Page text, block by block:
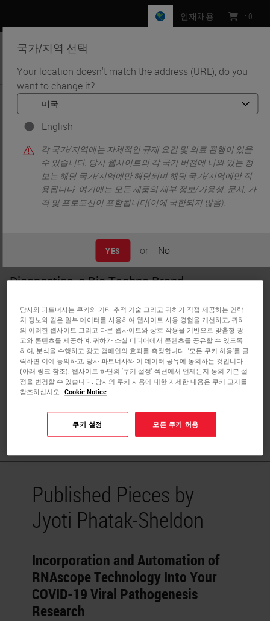
국가/지역 선택
Your location doesn't match the address (URL), do you
want to change it?
English
각 국가/지역에는 자체적인 규제 요건 및 의료 관행이 있을
수 있습니다. 당사 웹사이트의 각 국가 버전에 나와 있는 정
보는 해당 국가/지역에만 해당되며 해당 국가/지역에만 적
용됩니다. 여기에는 모든 제품의 세부 정보/가용성, 문서, 가
격 및 프로모션이 포함됩니다(이에 국한되지 않음).
YES or No
인재채용 : 0
MENU
홈 • Knowledge Pathway • Jyoti Phatak-Sheldon
Jyoti Phatak-Sheldon
Associate Scientist at Advanced Cell
Diagnostics, a Bio-Techne Brand
Jyoti Phatak-Sheldon holds a Master’s degree in
Molecular and Cell Biology along with a Bachelor's in
Dental Surgery. She has previously worked in the field of
genomics and precision diagnostics as a product
specialist for qPCR-based liquid biopsy tests. Jyoti
currently works at Advanced Cell Diagnostics as an
associate scientist in the applications team to execute
projects and collaborations that demonstrate novel
applications of RNAscope and BaseScope™ assays.
Published Pieces by
Jyoti Phatak-Sheldon
Incorporation and Automation of
RNAscope Technology Into Your
COVID-19 Viral Pathogenesis
Research
당사와 파트너사는 쿠키와 기타 추적 기술 그리고 귀하가 직접 제공하는 연락
처 정보와 같은 일부 데이터를 사용하여 웹사이트 사용 경험을 개선하고, 귀하
의 이러한 웹사이트 그리고 다른 웹사이트와 상호 작용을 기반으로 맞춤형 광
고와 콘텐츠를 제공하며, 귀하가 소셜 미디어에서 콘텐츠를 공유할 수 있도록
하여, 분석을 수행하고 광고 캠페인의 효과를 측정합니다. '모든 쿠키 허용'를 클
릭하면 이에 동의하고, 당사 파트너사와 이 데이터 공유에 동의하는 것입니다
(아래 링크 참조). 웹사이트 하단의 '쿠키 설정' 섹션에서 언제든지 동의 기본 설
정을 변경할 수 있습니다. 당사의 쿠키 사용에 대한 자세한 내용은 쿠키 고지를
참조하십시오. Cookie Notice
쿠키 설정 모든 쿠키 허용